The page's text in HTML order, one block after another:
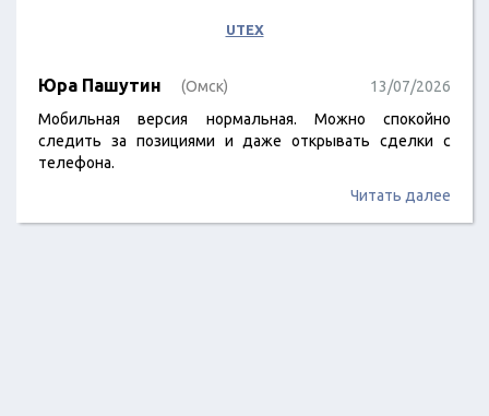
UTEX
Юра Пашутин (Омск)
13/07/2026
Мобильная версия нормальная. Можно спокойно
следить за позициями и даже открывать сделки с
телефона.
Читать далее